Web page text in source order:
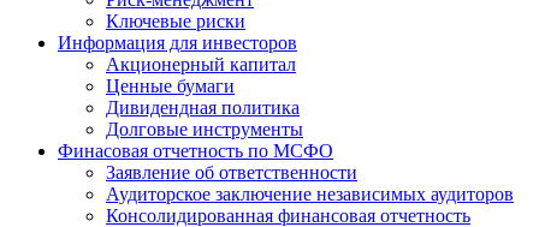
Ключевые риски
Информация для инвесторов
Акционерный капитал
Ценные бумаги
Дивидендная политика
Долговые инструменты
Финасовая отчетность по МСФО
Заявление об ответственности
Аудиторское заключение независимых аудиторов
Консолидированная финансовая отчетность